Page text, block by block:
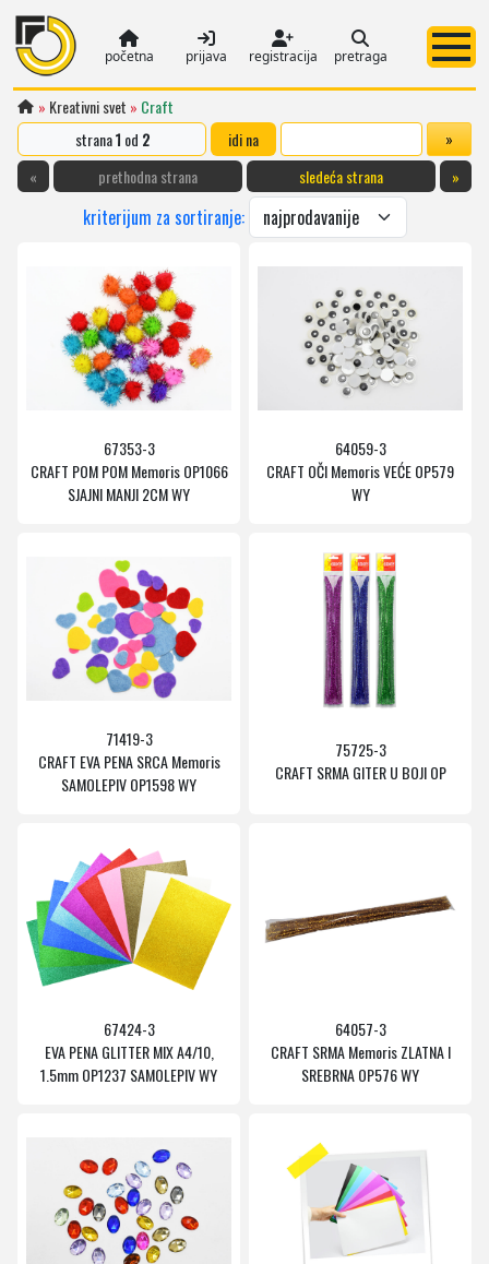
početna prijava registracija pretraga
» Kreativni svet » Craft
strana1 od 2
idi na
«
prethodna strana sledeća strana »
kriterijum za sortiranje:
67353-3
CRAFT POM POM Memoris OP1066
SJAJNI MANJI 2CM WY
64059-3
CRAFT OČI Memoris VEĆE OP579
WY
71419-3
CRAFT EVA PENA SRCA Memoris
SAMOLEPIV OP1598 WY
75725-3
CRAFT SRMA GITER U BOJI OP
67424-3
EVA PENA GLITTER MIX A4/10,
1.5mm OP1237 SAMOLEPIV WY
64057-3
CRAFT SRMA Memoris ZLATNA I
SREBRNA OP576 WY